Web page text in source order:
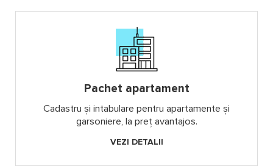
Pachet apartament
Cadastru și intabulare pentru apartamente și
garsoniere, la preț avantajos.
VEZI DETALII